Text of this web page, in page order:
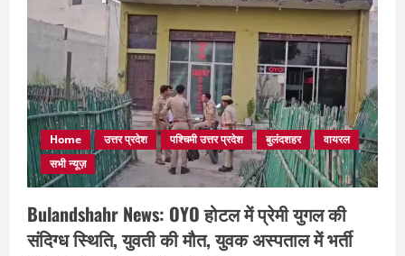
Home उत्तर प्रदेश पश्चिमी उत्तर प्रदेश बुलंदशहर
वायरल
सभी न्यूज़
Bulandshahr News: OYO होटल में प्रेमी युगल की
संदिग्ध स्थिति, युवती की मौत, युवक अस्पताल में भर्ती